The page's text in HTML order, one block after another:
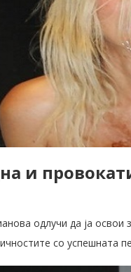
и
одлучи да ја освои
со успешната